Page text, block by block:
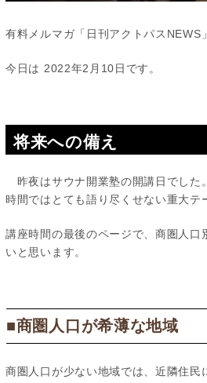
有料メルマガ「日刊アクトパスNEWS
今日は 2022年2月10日です。
将来への備え
昨夜はサウナ開業塾の開講日でした
時間ではとても語り尽くせない重大テ
講座時間の最後のページで、商圏人
いと思います。
■商圏人口が希薄な地域
商圏人口が少ない地域では、近隣住